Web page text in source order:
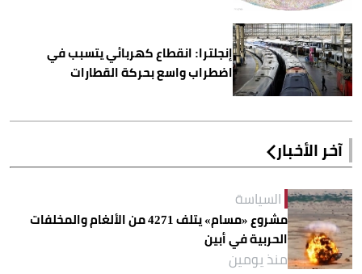
إنجلترا: انقطاع كهربائي يتسبب في
اضطراب واسع بحركة القطارات
آخر الأخبار
السياسة
مشروع «مسام» يتلف 4271 من الألغام والمخلفات
الحربية في أبين
منذ يومين